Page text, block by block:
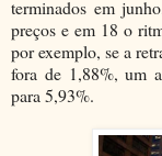
terminados em
preços e em 18 o
por exemplo, se a
fora de 1,88%, um
para 5,93%.